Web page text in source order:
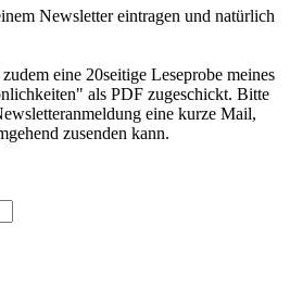
Newsletter eintragen und natürlich
eine 20seitige Leseprobe meines
als PDF zugeschickt. Bitte
eine kurze Mail,
zusenden kann.